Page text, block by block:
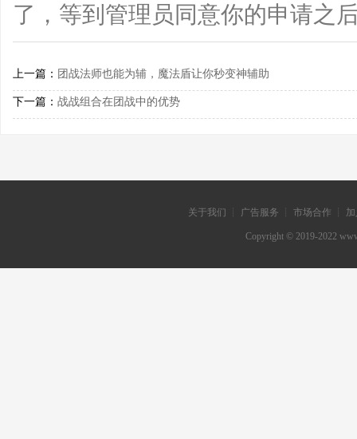
了，等到管理员同意你的申请之
上一篇： 团战法师也能为辅，魔法盾让你秒变神辅助
下一篇： 战战组合在团战中的优势
关于我们 ┊ 广告服务 ┊ 市场合作 ┊
Copyright © 2019-2022